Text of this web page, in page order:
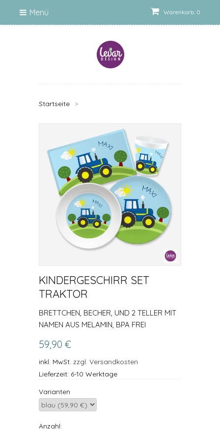
Warenkorb: 0
Menü
Startseite >
KINDERGESCHIRR SET
TRAKTOR
BRETTCHEN, BECHER, UND 2 TELLER MIT
NAMEN AUS MELAMIN, BPA FREI
59,90 €
inkl. MwSt. zzgl. Versandkosten
Lieferzeit: 6-10 Werktage
Varianten
Anzahl: